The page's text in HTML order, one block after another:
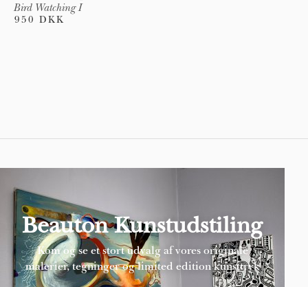
Bird Watching I
950 DKK
Beauton Kunstudstiling
Kom og se et stort udvalg af vores originale
malerier, tegninger og limited edition kunsttryk